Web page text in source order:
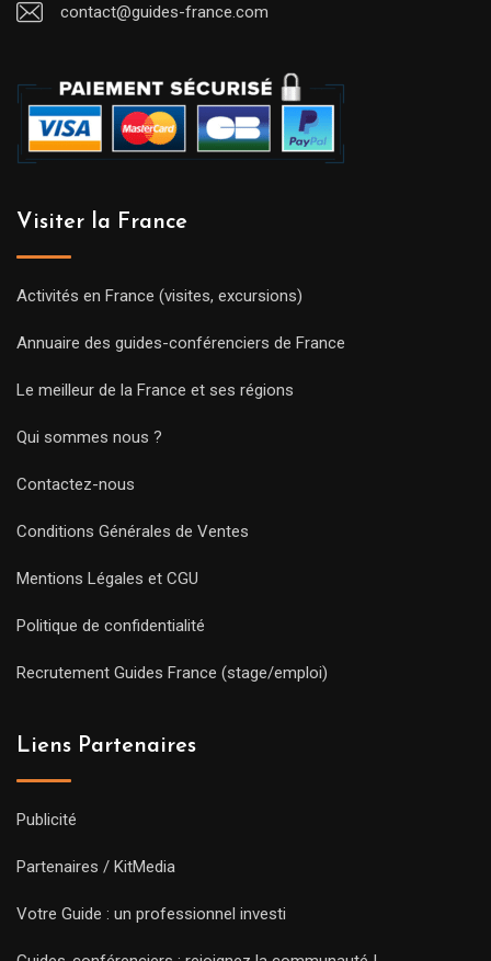
contact@guides-france.com
Visiter la France
Activités en France (visites, excursions)
Annuaire des guides-conférenciers de France
Le meilleur de la France et ses régions
Qui sommes nous ?
Contactez-nous
Conditions Générales de Ventes
Mentions Légales et CGU
Politique de confidentialité
Recrutement Guides France (stage/emploi)
Liens Partenaires
Publicité
Partenaires / KitMedia
Votre Guide : un professionnel investi